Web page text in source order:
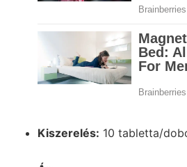
Kiszerelés: 10 tabletta/